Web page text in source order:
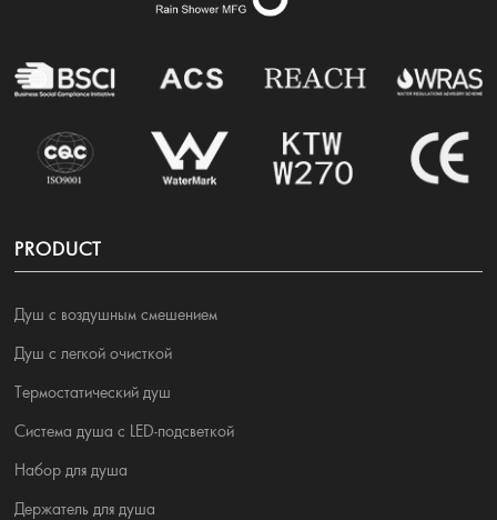
PRODUCT
Душ с воздушным смешением
Душ с легкой очисткой
Термостатический душ
Система душа с LED-подсветкой
Набор для душа
Держатель для душа